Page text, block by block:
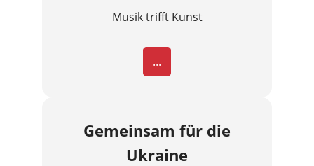
Musik trifft Kunst
...
Gemeinsam für die
Ukraine